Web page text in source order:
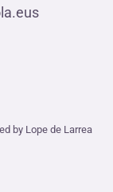
by Lope de Larrea